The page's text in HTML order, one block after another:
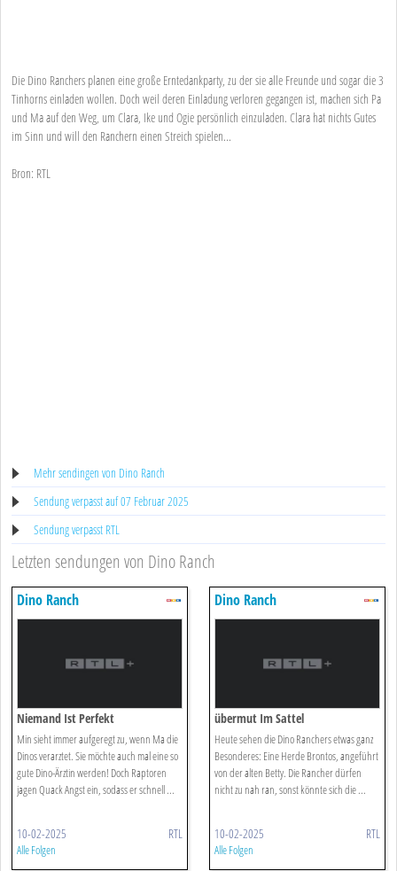
Die Dino Ranchers planen eine große Erntedankparty, zu der sie alle Freunde und sogar die 3
Tinhorns einladen wollen. Doch weil deren Einladung verloren gegangen ist, machen sich Pa
und Ma auf den Weg, um Clara, Ike und Ogie persönlich einzuladen. Clara hat nichts Gutes
im Sinn und will den Ranchern einen Streich spielen...
Bron: RTL
Mehr sendingen von Dino Ranch
Sendung verpasst auf 07 Februar 2025
Sendung verpasst RTL
Letzten sendungen von Dino Ranch
Dino Ranch
Niemand Ist Perfekt
Min sieht immer aufgeregt zu, wenn Ma die
Dinos verarztet. Sie möchte auch mal eine so
gute Dino-Ärztin werden! Doch Raptoren
jagen Quack Angst ein, sodass er schnell ...
10-02-2025 RTL
Alle Folgen
Dino Ranch
übermut Im Sattel
Heute sehen die Dino Ranchers etwas ganz
Besonderes: Eine Herde Brontos, angeführt
von der alten Betty. Die Rancher dürfen
nicht zu nah ran, sonst könnte sich die ...
10-02-2025 RTL
Alle Folgen